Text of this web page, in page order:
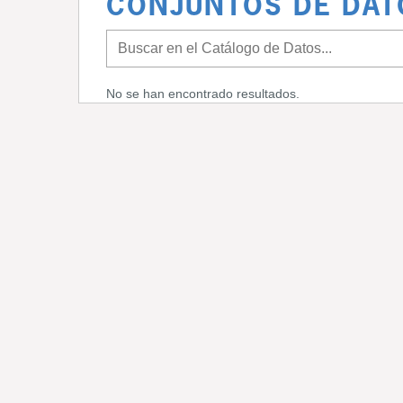
CONJUNTOS DE
No se han encontrado resultados.